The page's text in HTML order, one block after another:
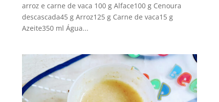
arroz e carne de vaca 100 g Alface100 g Cenoura
descascada45 g Arroz125 g Carne de vaca15 g
Azeite350 ml Água...